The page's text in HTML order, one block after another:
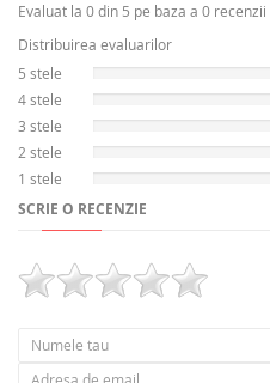
Evaluat la 0 din 5 pe baza a 0
Distribuirea evaluarilor
5 stele
4 stele
3 stele
2 stele
1 stele
SCRIE O RECENZIE